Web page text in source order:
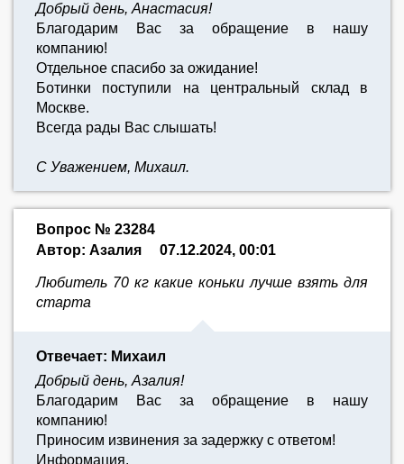
Добрый день, Анастасия!
Благодарим Вас за обращение в нашу
компанию!
Отдельное спасибо за ожидание!
Ботинки поступили на центральный склад в
Москве.
Всегда рады Вас слышать!
С Уважением, Михаил.
Вопрос № 23284
Автор: Азалия
07.12.2024, 00:01
Любитель 70 кг какие коньки лучше взять для
старта
Отвечает: Михаил
Добрый день, Азалия!
Благодарим Вас за обращение в нашу
компанию!
Приносим извинения за задержку с ответом!
Информация.